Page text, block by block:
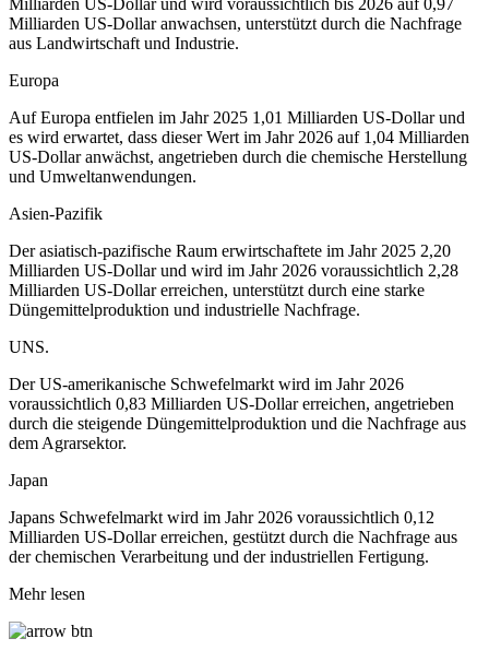
Milliarden US-Dollar und wird voraussichtlich bis 2026 auf 0,97
Milliarden US-Dollar anwachsen, unterstützt durch die Nachfrage
aus Landwirtschaft und Industrie.
Europa
Auf Europa entfielen im Jahr 2025 1,01 Milliarden US-Dollar und
es wird erwartet, dass dieser Wert im Jahr 2026 auf 1,04 Milliarden
US-Dollar anwächst, angetrieben durch die chemische Herstellung
und Umweltanwendungen.
Asien-Pazifik
Der asiatisch-pazifische Raum erwirtschaftete im Jahr 2025 2,20
Milliarden US-Dollar und wird im Jahr 2026 voraussichtlich 2,28
Milliarden US-Dollar erreichen, unterstützt durch eine starke
Düngemittelproduktion und industrielle Nachfrage.
UNS.
Der US-amerikanische Schwefelmarkt wird im Jahr 2026
voraussichtlich 0,83 Milliarden US-Dollar erreichen, angetrieben
durch die steigende Düngemittelproduktion und die Nachfrage aus
dem Agrarsektor.
Japan
Japans Schwefelmarkt wird im Jahr 2026 voraussichtlich 0,12
Milliarden US-Dollar erreichen, gestützt durch die Nachfrage aus
der chemischen Verarbeitung und der industriellen Fertigung.
Mehr lesen